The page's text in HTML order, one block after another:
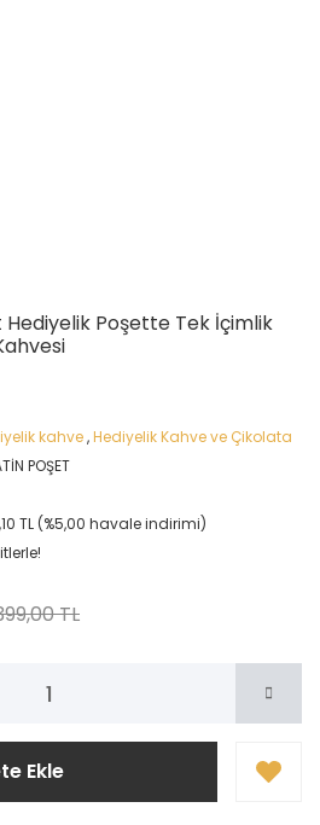
Poşette Tek İçimlik
kahve,Hediyelik Kahve ve Çikolata
POŞET
TL (%5,00 havale indirimi)
TL
Ekle